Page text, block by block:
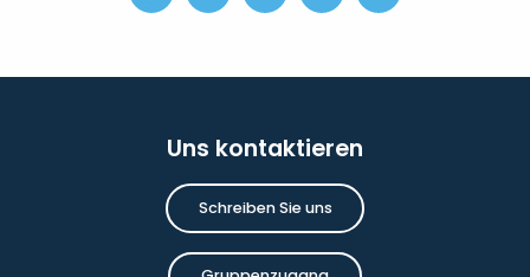
Uns kontaktieren
Schreiben Sie uns